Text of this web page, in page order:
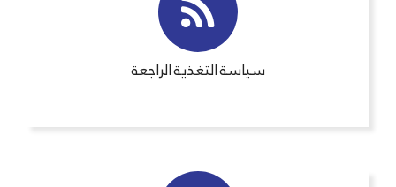
سياسة التغذية الراجعة